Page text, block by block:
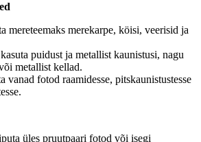
mereteemaks merekarpe, köisi, veerisid ja
puidust ja metallist kaunistusi, nagu
metallist kellad.
vanad fotod raamidesse, pitskaunistustesse
üles pruutpaari fotod või isegi